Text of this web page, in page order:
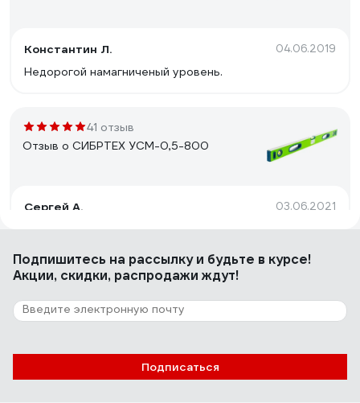
Константин Л. 04.06.2019
Недорогой намагниченый уровень.
41 отзыв
Отзыв о СИБРТЕХ УСМ-0,5-800
Сергей А. 03.06.2021
точность,магнит
13 отзывов
Отзыв о ADA Titan 600
Гончаров *Сергей Викторович
Подпишитесь на рассылкуи будьте в курсе!
Акции, скидки, распродажи ждут!
Подписаться